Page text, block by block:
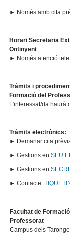
► Només amb cita
Horari Secretaria
Ontinyent
► Només atenció
Tràmits i
Formació del
L'interessat/da haurà
Tràmits electrònics:
► Demanar cita
► Gestions enSEU
► Gestions en
► Contacte:
Facultat de
Professorat
Campus dels